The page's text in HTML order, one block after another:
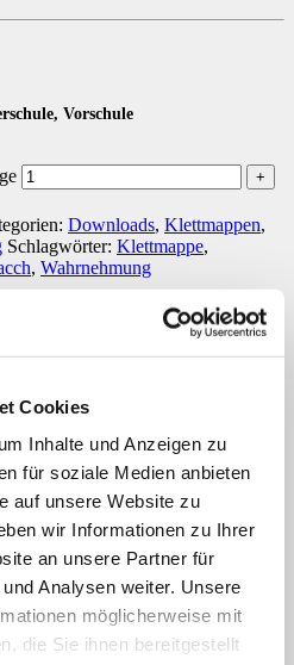
Cookies
Inhalte und Anzeigen zu
für soziale Medien anbieten
auf unsere Website zu
wir Informationen zu Ihrer
an unsere Partner für
Analysen weiter. Unsere
möglicherweise mit
die Sie ihnen bereitgestellt
Vorschule
Downloads, Klettmappen,
Schlagwörter: Klettmappe,
, Wahrnehmung
Dieses Eis unterscheidet sich in
passend zu diesen 4
werden den Eisvorgaben
Farb- und Formunterscheidung
Koordination sowie die
für denEingangsunterrichtsowie